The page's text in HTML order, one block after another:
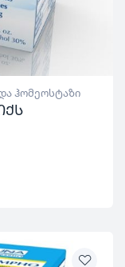
ჰომეოსტაზი